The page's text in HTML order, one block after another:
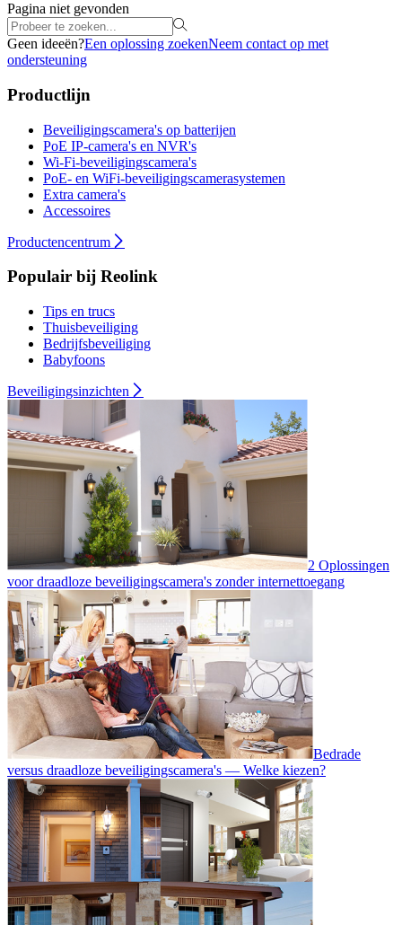
Pagina niet gevonden
Geen ideeën?Een oplossing zoekenNeem contact op met
ondersteuning
Productlijn
Beveiligingscamera's op batterijen
PoE IP-camera's en NVR's
Wi-Fi-beveiligingscamera's
PoE- en WiFi-beveiligingscamerasystemen
Extra camera's
Accessoires
Productencentrum
Populair bij Reolink
Tips en trucs
Thuisbeveiliging
Bedrijfsbeveiliging
Babyfoons
Beveiligingsinzichten
2 Oplossingen
voor draadloze beveiligingscamera's zonder internettoegang
Bedrade
versus draadloze beveiligingscamera's — Welke kiezen?